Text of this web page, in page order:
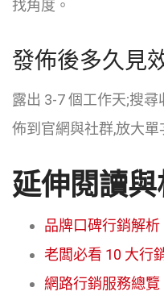
找角度。
發佈後多久見
露出 3-7 個工作天;搜
佈到官網與社群,放大單
延伸閱讀
品牌口碑行銷解析
老闆必看 10 大行
網路行銷服務總覽